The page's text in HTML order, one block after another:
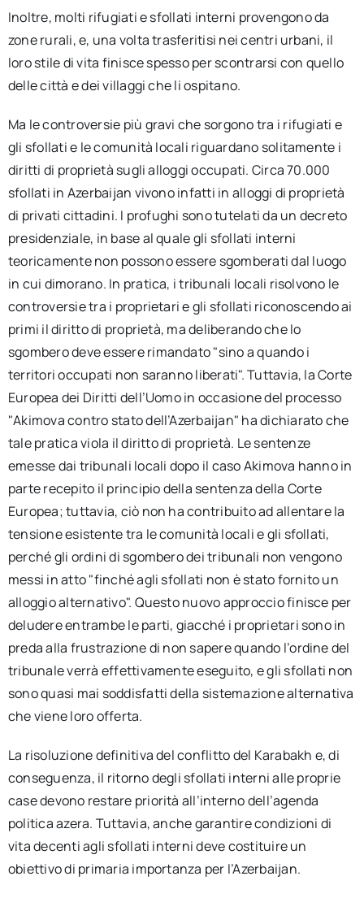
Inoltre, molti rifugiati e sfollati interni provengono da
zone rurali, e, una volta trasferitisi nei centri urbani, il
loro stile di vita finisce spesso per scontrarsi con quello
delle città e dei villaggi che li ospitano.
Ma le controversie più gravi che sorgono tra i rifugiati e
gli sfollati e le comunità locali riguardano solitamente i
diritti di proprietà sugli alloggi occupati. Circa 70.000
sfollati in Azerbaijan vivono infatti in alloggi di proprietà
di privati cittadini. I profughi sono tutelati da un decreto
presidenziale, in base al quale gli sfollati interni
teoricamente non possono essere sgomberati dal luogo
in cui dimorano. In pratica, i tribunali locali risolvono le
controversie tra i proprietari e gli sfollati riconoscendo ai
primi il diritto di proprietà, ma deliberando che lo
sgombero deve essere rimandato "sino a quando i
territori occupati non saranno liberati". Tuttavia, la Corte
Europea dei Diritti dell’Uomo in occasione del processo
"Akimova contro stato dell’Azerbaijan" ha dichiarato che
tale pratica viola il diritto di proprietà. Le sentenze
emesse dai tribunali locali dopo il caso Akimova hanno in
parte recepito il principio della sentenza della Corte
Europea; tuttavia, ciò non ha contribuito ad allentare la
tensione esistente tra le comunità locali e gli sfollati,
perché gli ordini di sgombero dei tribunali non vengono
messi in atto "finché agli sfollati non è stato fornito un
alloggio alternativo". Questo nuovo approccio finisce per
deludere entrambe le parti, giacché i proprietari sono in
preda alla frustrazione di non sapere quando l’ordine del
tribunale verrà effettivamente eseguito, e gli sfollati non
sono quasi mai soddisfatti della sistemazione alternativa
che viene loro offerta.
La risoluzione definitiva del conflitto del Karabakh e, di
conseguenza, il ritorno degli sfollati interni alle proprie
case devono restare priorità all’interno dell’agenda
politica azera. Tuttavia, anche garantire condizioni di
vita decenti agli sfollati interni deve costituire un
obiettivo di primaria importanza per l’Azerbaijan.